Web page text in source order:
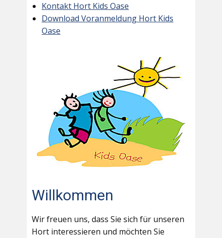
Kontakt Hort Kids Oase
Download Voranmeldung Hort Kids
Oase
Willkommen
Wir freuen uns, dass Sie sich für unseren
Hort interessieren und möchten Sie